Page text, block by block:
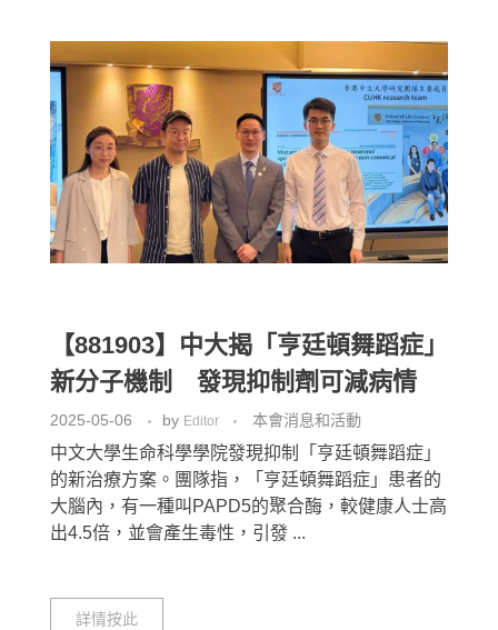
【881903】中大揭「亨廷頓舞蹈症」
新分子機制 發現抑制劑可減病情
2025-05-06 by Editor 本會消息和活動
中文大學生命科學學院發現抑制「亨廷頓舞蹈症」
的新治療方案。團隊指，「亨廷頓舞蹈症」患者的
大腦內，有一種叫PAPD5的聚合酶，較健康人士高
出4.5倍，並會產生毒性，引發 ...
詳情按此